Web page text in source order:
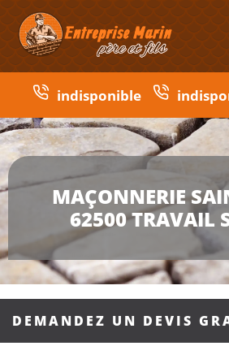
indisponible
MAÇONNERIE
62500 TRAVAIL
DEMANDEZ UN DEVIS